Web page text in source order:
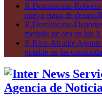
R.Dominicana-Roberto
nueva etapa de
R.Dominicana-
medalla de oro en los
P. Rico-Alcalde Aponte
potable en las
Agencia de